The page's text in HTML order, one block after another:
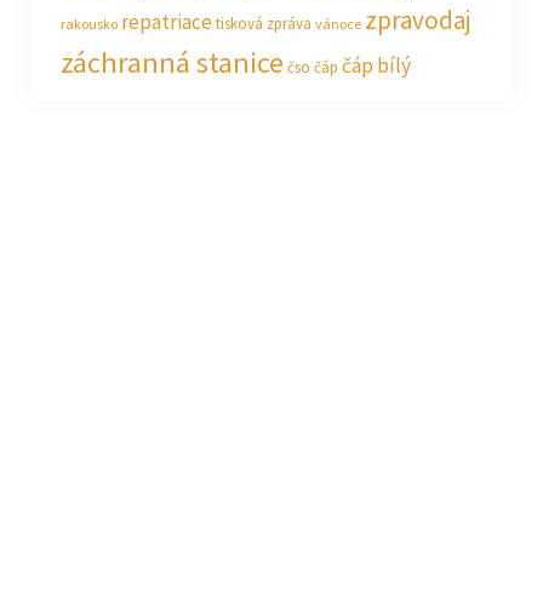
rakousko repatriacetisková zpráva vánoce zpravodaj
záchranná stanice čso čáp čáp bílý